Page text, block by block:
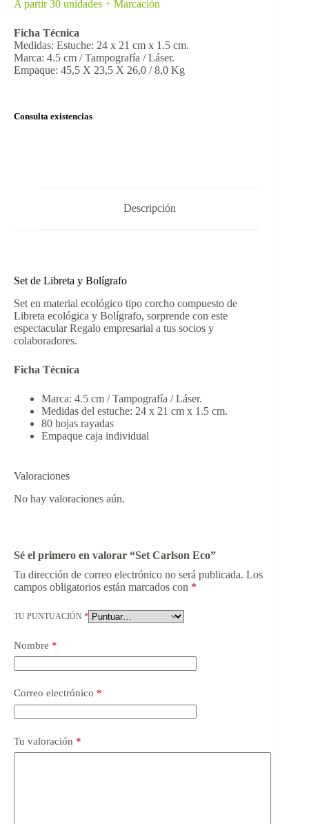
A partir 30 unidades + Marcación
Ficha Técnica
Medidas: Estuche: 24 x 21 cm x 1.5 cm.
Marca: 4.5 cm / Tampografía / Láser.
Empaque: 45,5 X 23,5 X 26,0 / 8,0 Kg
Consulta existencias
Descripción
Set de Libreta y Bolígrafo
Set en material ecológico tipo corcho compuesto de
Libreta ecológica y Bolígrafo, sorprende con este
espectacular Regalo empresarial a tus socios y
colaboradores.
Ficha Técnica
Marca: 4.5 cm / Tampografía / Láser.
Medidas del estuche: 24 x 21 cm x 1.5 cm.
80 hojas rayadas
Empaque caja individual
Valoraciones
No hay valoraciones aún.
Sé el primero en valorar “Set Carlson Eco”
Tu dirección de correo electrónico no será publicada. Los
campos obligatorios están marcados con *
TU PUNTUACIÓN *
Nombre *
Correo electrónico *
Tu valoración *